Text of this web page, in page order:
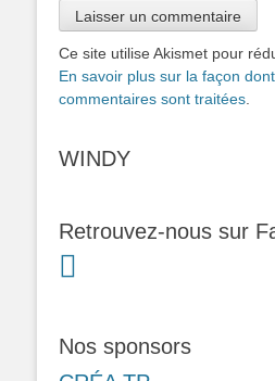
Ce site utilise Akismet pour
En savoir plus sur la façon
commentaires sont traitées
WINDY
Retrouvez-nous sur
Nos sponsors